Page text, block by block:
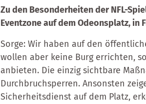
Zu den Besonderheiten der NFL-
Eventzone auf dem Odeonsplatz, in
Sorge: Wir haben auf den
wollen aber keine Burg errichten,
anbieten. Die einzig sichtbare
Durchbruchsperren. Ansonsten
Sicherheitsdienst auf dem Platz,